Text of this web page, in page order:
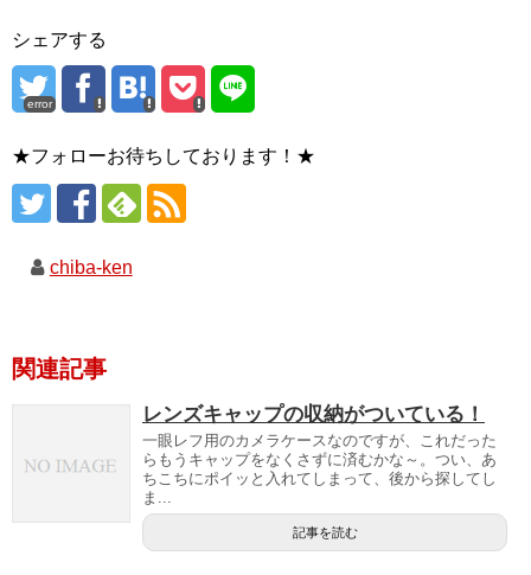
シェアする
error
★フォローお待ちしております！★
chiba-ken
関連記事
レンズキャップの収納がついている！
一眼レフ用のカメラケースなのですが、これだった
らもうキャップをなくさずに済むかな～。つい、あ
ちこちにポイッと入れてしまって、後から探してし
ま...
記事を読む